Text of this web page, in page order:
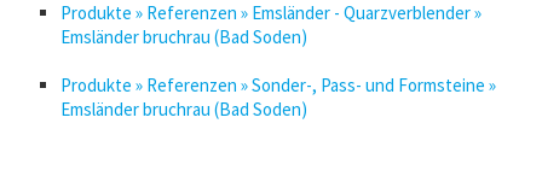
Produkte » Referenzen » Emsländer - Quarzverblender »
Emsländer bruchrau (Bad Soden)
Produkte » Referenzen » Sonder-, Pass- und Formsteine »
Emsländer bruchrau (Bad Soden)